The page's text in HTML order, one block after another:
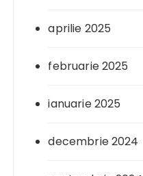
aprilie 2025
februarie 2025
ianuarie 2025
decembrie 2024